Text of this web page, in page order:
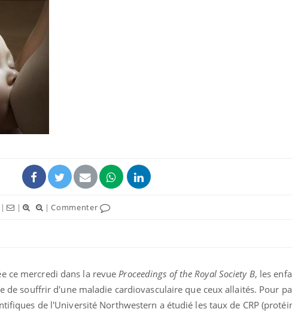
| | |Commenter
ce mercredi dans la revue Proceedings of the Royal Society B, les
de souffrir d'une maladie cardiovasculaire que ceux allaités. Pour
de l'Université Northwestern a étudié les taux de CRP
rapport s’interroge sur
son taux élevé en France
Grossesse à risque : ce jus